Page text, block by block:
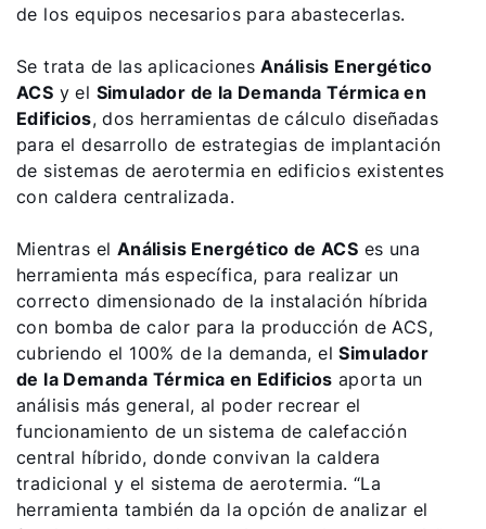
de los equipos necesarios para abastecerlas.
Se trata de las aplicaciones Análisis Energético
ACS y el Simulador de la Demanda Térmica en
Edificios, dos herramientas de cálculo diseñadas
para el desarrollo de estrategias de implantación
de sistemas de aerotermia en edificios existentes
con caldera centralizada.
Mientras el Análisis Energético de ACS es una
herramienta más específica, para realizar un
correcto dimensionado de la instalación híbrida
con bomba de calor para la producción de ACS,
cubriendo el 100% de la demanda, elSimulador
de la Demanda Térmica en Edificios aporta un
análisis más general, al poder recrear el
funcionamiento de un sistema de calefacción
central híbrido, donde convivan la caldera
tradicional y el sistema de aerotermia. “La
herramienta también da la opción de analizar el